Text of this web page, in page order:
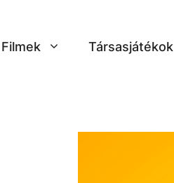
Filmek Társasjátékok